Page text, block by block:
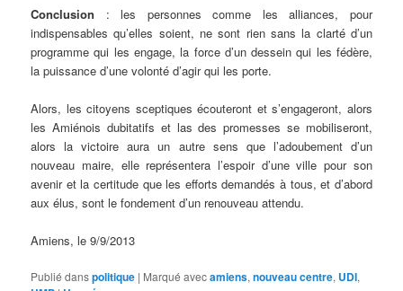
Conclusion : les personnes comme les alliances, pour
indispensables qu’elles soient, ne sont rien sans la clarté d’un
programme qui les engage, la force d’un dessein qui les fédère,
la puissance d’une volonté d’agir qui les porte.
Alors, les citoyens sceptiques écouteront et s’engageront, alors
les Amiénois dubitatifs et las des promesses se mobiliseront,
alors la victoire aura un autre sens que l’adoubement d’un
nouveau maire, elle représentera l’espoir d’une ville pour son
avenir et la certitude que les efforts demandés à tous, et d’abord
aux élus, sont le fondement d’un renouveau attendu.
Amiens, le 9/9/2013
Publié danspolitique | Marqué avecamiens,nouveau centre, UDI,